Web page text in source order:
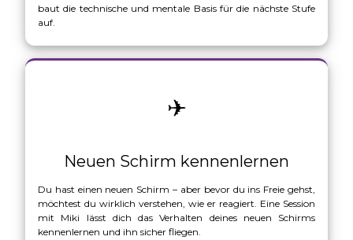
baut die technische und mentale Basis für die nächste Stufe
auf.
✈
Neuen Schirm kennenlernen
Du hast einen neuen Schirm – aber bevor du ins Freie gehst,
möchtest du wirklich verstehen, wie er reagiert. Eine Session
mit Miki lässt dich das Verhalten deines neuen Schirms
kennenlernen und ihn sicher fliegen.